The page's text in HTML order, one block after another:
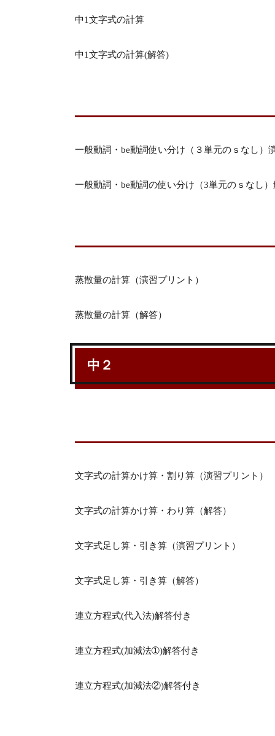
中1文字式の計算
中1文字式の計算(解答)
一般動詞・be動詞使い分け（３単元のｓなし）
一般動詞・be動詞の使い分け（3単元のｓなし
蒸散量の計算（演習プリント）
蒸散量の計算（解答）
中２
文字式の計算かけ算・割り算（演習プリント）
文字式の計算かけ算・わり算（解答）
文字式足し算・引き算（演習プリント）
文字式足し算・引き算（解答）
連立方程式(代入法)解答付き
連立方程式(加減法➀)解答付き
連立方程式(加減法②)解答付き